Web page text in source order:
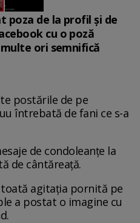
poza de la profil și de
cu o poză
ori semnifică
postările de pe
întrebată de fani ce s-a
de condoleanțe la
de cântăreață.
agitația pornită pe
a postat o imagine cu